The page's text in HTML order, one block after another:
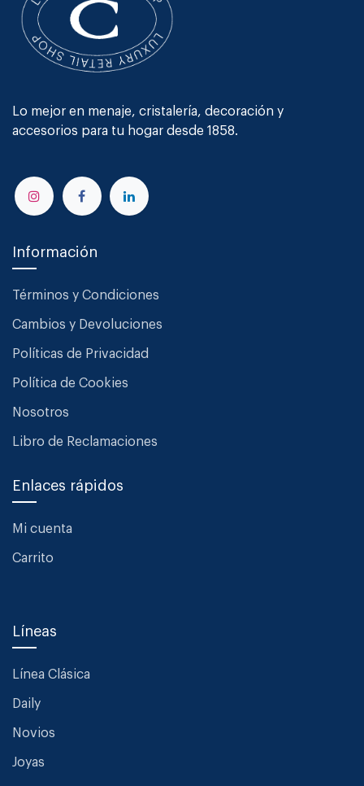
Lo mejor en menaje, cristalería, decoración y
accesorios para tu hogar desde 1858.
Información
Términos y Condiciones
Cambios y Devoluciones
Políticas de Privacidad
Política de Cookies
Nosotros
Libro de Reclamaciones
Enlaces rápidos
Mi cuenta
Carrito
Líneas
Línea Clásica
Daily
Novios
Joyas